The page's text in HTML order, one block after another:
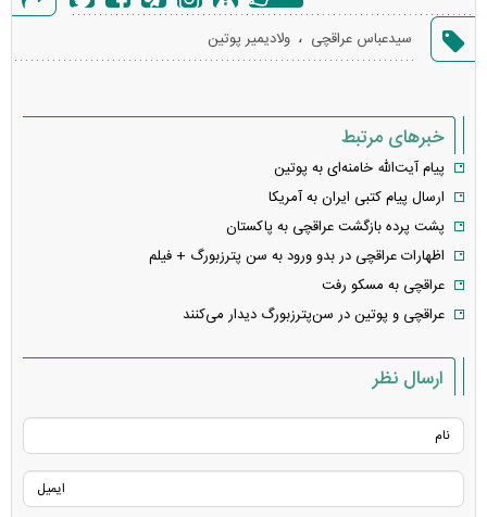
گزارش
خطا
سیدعباس عراقچی ، ولادیمیر پوتین
خبرهای مرتبط
پیام آیت‌الله خامنه‌ای به پوتین
ارسال پیام کتبی ایران به آمریکا
پشت پرده بازگشت عراقچی به پاکستان
اظهارات عراقچی در بدو ورود به سن پترزبورگ + فیلم
عراقچی به مسکو رفت
عراقچی و پوتین در سن‌پترزبورگ دیدار می‌کنند
ارسال نظر